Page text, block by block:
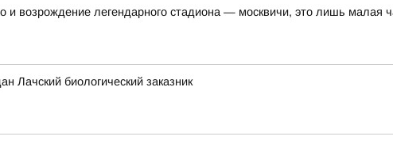
возрождение легендарного стадиона — москвичи, это лишь малая
Лачский биологический заказник